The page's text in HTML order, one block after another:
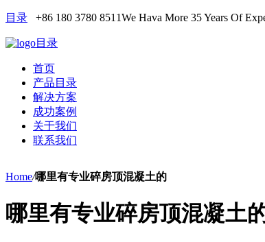
目录 +86 180 3780 8511We Hava More 35 Years Of
目录
首页
产品目录
解决方案
成功案例
关于我们
联系我们
Home/哪里有专业碎房顶混凝土的
哪里有专业碎房顶混凝土